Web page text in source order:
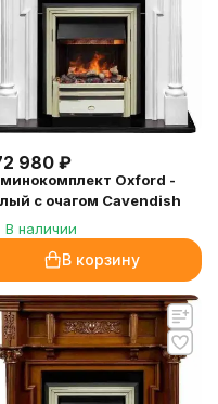
980₽
Oxford -
с очагом Cavendish
В наличии
В корзину